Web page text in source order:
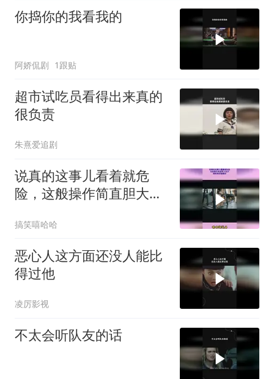
你捣你的我看我的
阿娇侃剧 1跟贴
超市试吃员看得出来真的
很负责
朱熹爱追剧
说真的这事儿看着就危
险，这般操作简直胆大包
搞笑嘻哈哈
恶心人这方面还没人能比
得过他
凌厉影视
不太会听队友的话